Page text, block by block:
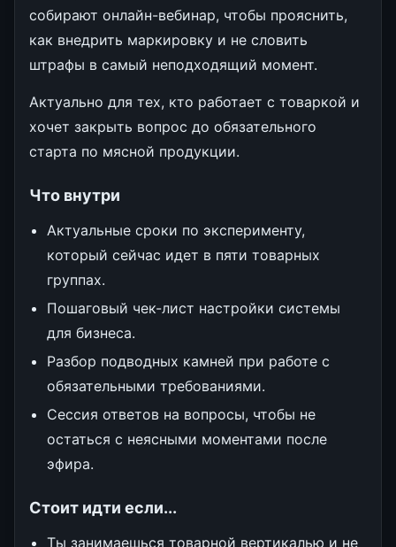
собирают онлайн-вебинар, чтобы прояснить,
как внедрить маркировку и не словить
штрафы в самый неподходящий момент.
Актуально для тех, кто работает с товаркой и
хочет закрыть вопрос до обязательного
старта по мясной продукции.
Что внутри
Актуальные сроки по эксперименту,
который сейчас идет в пяти товарных
группах.
Пошаговый чек-лист настройки системы
для бизнеса.
Разбор подводных камней при работе с
обязательными требованиями.
Сессия ответов на вопросы, чтобы не
остаться с неясными моментами после
эфира.
Стоит идти если...
Ты занимаешься товарной вертикалью и не